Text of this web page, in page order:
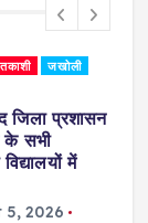
जखोली
जिला प्रशासन
के सभी
में
2026